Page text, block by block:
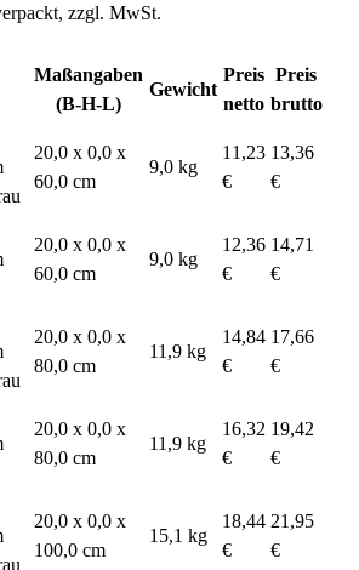
zzgl. MwSt.
Maßangaben
(B-H-L)
Gewicht
Preis
netto
Preis
brutto
20,0 x 0,0 x
60,0 cm
9,0 kg
11,23
€
13,36
€
20,0 x 0,0 x
60,0 cm
9,0 kg
12,36
€
14,71
€
20,0 x 0,0 x
80,0 cm
11,9 kg
14,84
€
17,66
€
20,0 x 0,0 x
80,0 cm
11,9 kg
16,32
€
19,42
€
20,0 x 0,0 x
100,0 cm
15,1 kg
18,44
€
21,95
€